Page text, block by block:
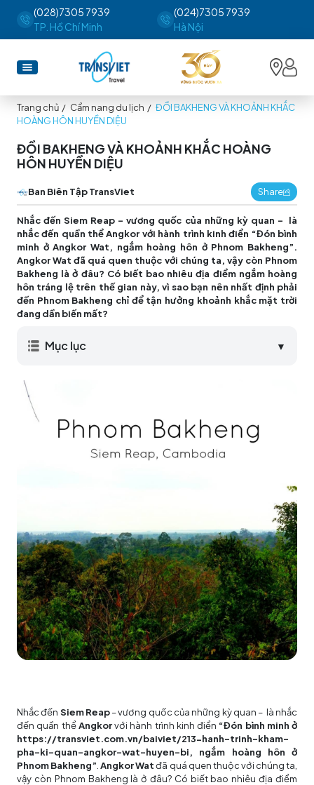
(028)7305 7939
TP. Hồ Chí Minh
(024)7305 7939
Hà Nội
Trang chủ / Cẩm nang du lịch / ĐỒI BAKHENG VÀ KHOẢNH KHẮC
HOÀNG HÔN HUYỀN DIỆU
ĐỒI BAKHENG VÀ KHOẢNH KHẮC HOÀNG
HÔN HUYỀN DIỆU
Ban Biên Tập TransViet Share
Nhắc đến Siem Reap – vương quốc của những kỳ quan – là
nhắc đến quần thể Angkor với hành trình kinh điển “Đón bình
minh ở Angkor Wat, ngắm hoàng hôn ở Phnom Bakheng”.
Angkor Wat đã quá quen thuộc với chúng ta, vậy còn Phnom
Bakheng là ở đâu? Có biết bao nhiêu địa điểm ngắm hoàng
hôn tráng lệ trên thế gian này, vì sao bạn nên nhất định phải
đến Phnom Bakheng chỉ để tận hưởng khoảnh khắc mặt trời
đang dần biến mất?
Mục lục ▼
Nhắc đến Siem Reap– vương quốc của những kỳ quan – là nhắc
đến quần thểAngkorvới hành trình kinh điển “Đón bình minh ở
https://transviet.com.vn/baiviet/213-hanh-trinh-kham-
pha-ki-quan-angkor-wat-huyen-bi, ngắm hoàng hôn ở
Phnom Bakheng” .Angkor Watđã quá quen thuộc với chúng ta,
vậy còn Phnom Bakheng là ở đâu? Có biết bao nhiêu địa điểm